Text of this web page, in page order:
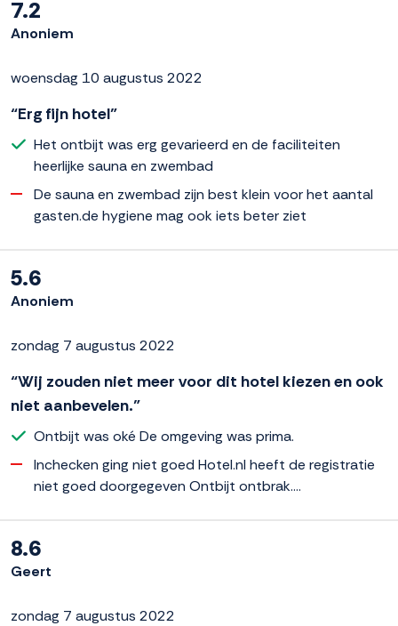
7.2
Anoniem
woensdag 10 augustus 2022
“Erg fijn hotel”
Het ontbijt was erg gevarieerd en de faciliteiten
heerlijke sauna en zwembad
De sauna en zwembad zijn best klein voor het aantal
gasten.de hygiene mag ook iets beter ziet
5.6
Anoniem
zondag 7 augustus 2022
“Wij zouden niet meer voor dit hotel kiezen en ook
niet aanbevelen.”
Ontbijt was oké De omgeving was prima.
Inchecken ging niet goed Hotel.nl heeft de registratie
niet goed doorgegeven Ontbijt ontbrak….
8.6
Geert
zondag 7 augustus 2022